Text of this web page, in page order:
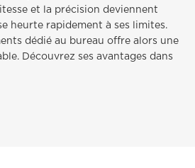
et la précision deviennent
heurte rapidement à ses limites.
dédié au bureau offre alors une
Découvrez ses avantages dans